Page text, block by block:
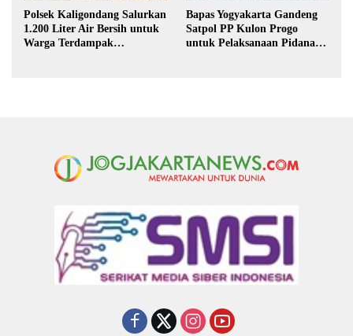
Polsek Kaligondang Salurkan
1.200 Liter Air Bersih untuk
Warga Terdampak
Bapas Yogyakarta Gandeng
Satpol PP Kulon Progo
untuk Pelaksanaan Pidana